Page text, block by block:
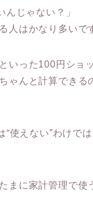
んじゃない？」
人はかなり多いで
いった100円ショ
ゃんと計算できる
使えない”わけで
まに家計管理で使